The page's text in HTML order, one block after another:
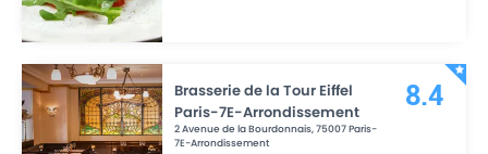
Brasserie de la Tour Eiffel
Paris-7E-Arrondissement
2 Avenue de la Bourdonnais,75007Paris-
7E-Arrondissement
8.4